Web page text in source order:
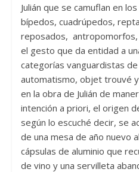
Julián que se camuflan en
bípedos, cuadrúpedos,
reposados,
el gesto que da entidad a
categorías vanguardistas
automatismo, objet trouvé
en la obra de Julián de
intención a priori, el origen
según lo escuché decir, se
de una mesa de año nuevo
cápsulas de aluminio que
de vino y una servilleta